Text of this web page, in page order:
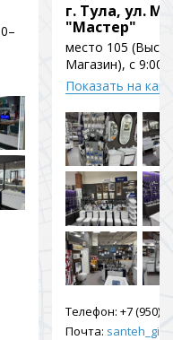
г. Тула, ул.
"Мастер"
место 105
Магазин), с 9:00
Показать на
Телефон: +7 (950)
Почта: